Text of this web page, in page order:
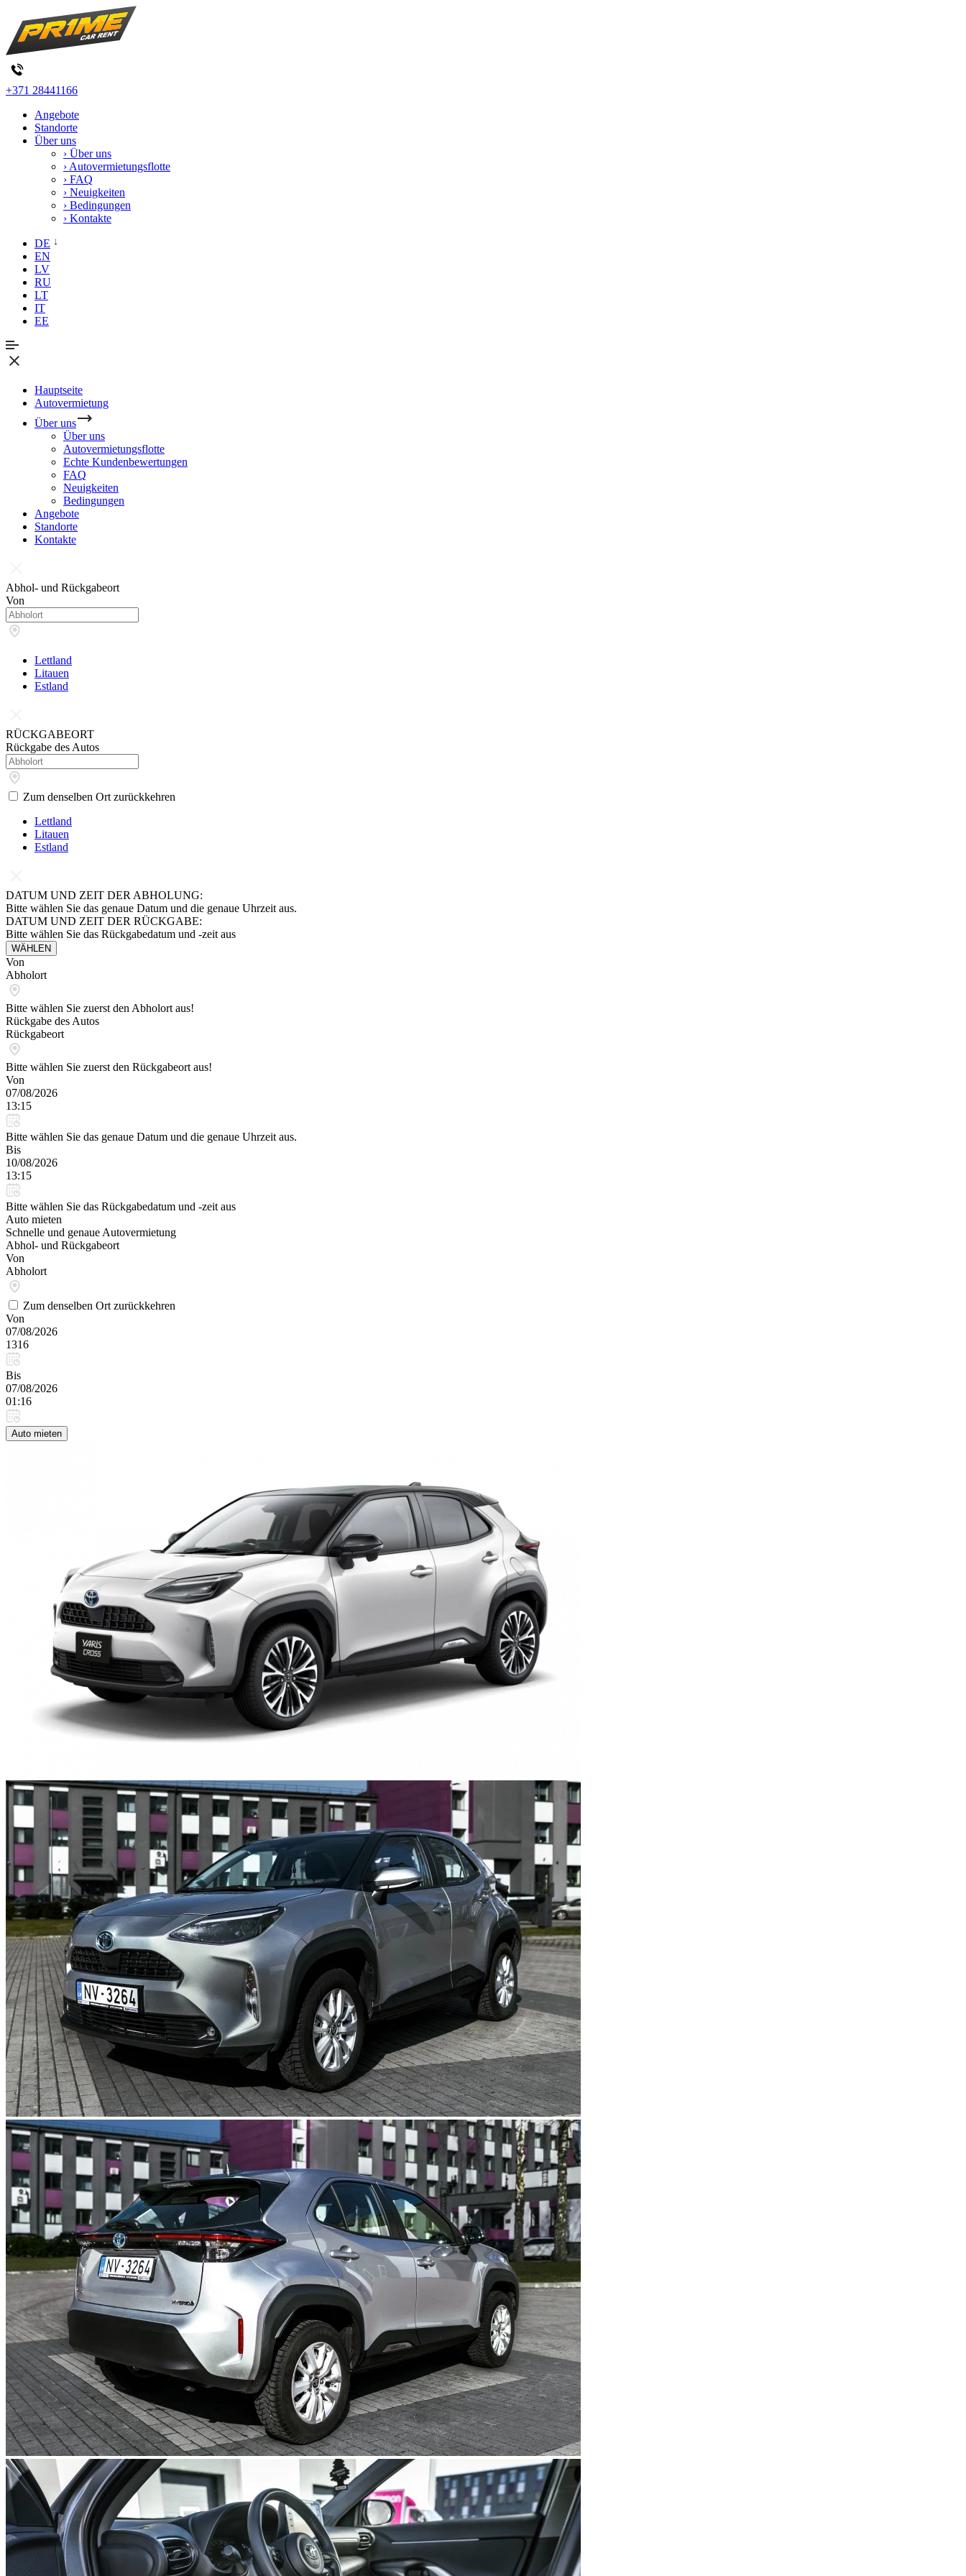
+371 28441166
Angebote
Standorte
Über uns
› Über uns
› Autovermietungsflotte
› FAQ
› Neuigkeiten
› Bedingungen
› Kontakte
DE
EN
LV
RU
LT
IT
EE
Hauptseite
Autovermietung
Über uns
Über uns
Autovermietungsflotte
Echte Kundenbewertungen
FAQ
Neuigkeiten
Bedingungen
Angebote
Standorte
Kontakte
Abhol- und Rückgabeort
Von
Lettland
Litauen
Estland
RÜCKGABEORT
Rückgabe des Autos
Zum denselben Ort zurückkehren
Lettland
Litauen
Estland
DATUM UND ZEIT DER ABHOLUNG:
Bitte wählen Sie das genaue Datum und die genaue Uhrzeit aus.
DATUM UND ZEIT DER RÜCKGABE:
Bitte wählen Sie das Rückgabedatum und -zeit aus
WÄHLEN
Von
Abholort
Bitte wählen Sie zuerst den Abholort aus!
Rückgabe des Autos
Rückgabeort
Bitte wählen Sie zuerst den Rückgabeort aus!
Von
07/08/2026
13:15
Bitte wählen Sie das genaue Datum und die genaue Uhrzeit aus.
Bis
10/08/2026
13:15
Bitte wählen Sie das Rückgabedatum und -zeit aus
Auto mieten
Schnelle und genaue Autovermietung
Abhol- und Rückgabeort
Von
Abholort
Zum denselben Ort zurückkehren
Von
07/08/2026
1316
Bis
07/08/2026
01:16
Auto mieten